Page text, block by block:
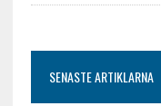
SENASTE ARTIKLARNA